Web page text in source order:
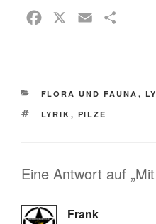
b
o
l
e
KATEGORIEN
FLORA UND FAUNA ,
SCHLAGWÖRTER
LYRIK , PILZE
Eine Antwort auf
Frank